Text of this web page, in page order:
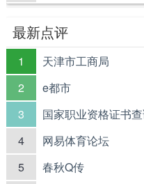
最新点评
1 天津市工商局
2 e都市
3 国家职业资格证书
4 网易体育论坛
5 春秋Q传